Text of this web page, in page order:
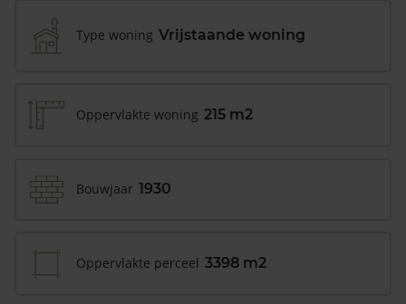
Type woning Vrijstaande woning
Oppervlakte woning 215 m2
Bouwjaar 1930
Oppervlakte perceel 3398 m2